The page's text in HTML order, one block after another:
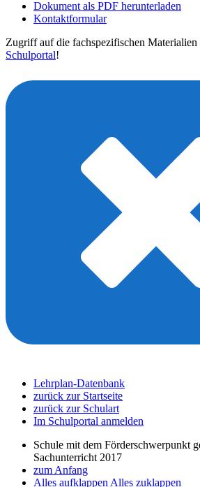
Dokument als PDF herunterladen
Kontaktformular
Zugriff auf die fachspezifischen Materialien
Schulportal!
Lehrplan-Datenbank
zurück zur Startseite
zurück zur Schulart
Im Schulportal anmelden
Schule mit dem Förderschwerpunkt
Sachunterricht 2017
zum Anfang
Alles aufklappen Alles zuklappen